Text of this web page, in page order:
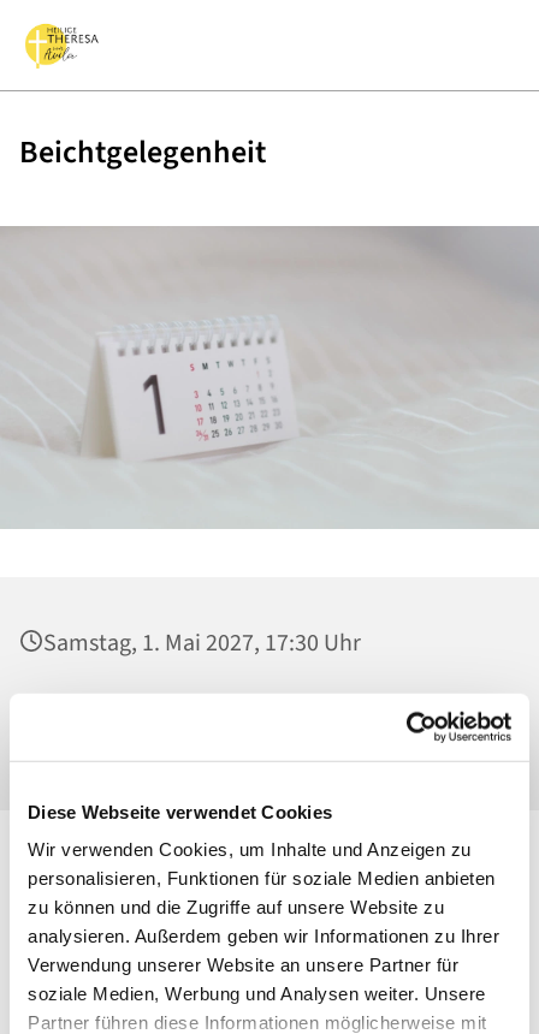
Diese Webseite verwendet Cookies
Wir verwenden Cookies, um Inhalte und Anzeigen zu
personalisieren, Funktionen für soziale Medien anbieten
zu können und die Zugriffe auf unsere Website zu
analysieren. Außerdem geben wir Informationen zu Ihrer
Verwendung unserer Website an unsere Partner für
soziale Medien, Werbung und Analysen weiter. Unsere
Partner führen diese Informationen möglicherweise mit
Beichtgelegenheit
Samstag, 1. Mai 2027, 17:30 Uhr
St. Josef - Berlin-Weißensee, Pfarrkirche,